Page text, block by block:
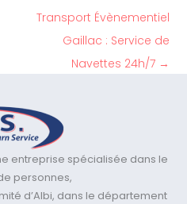
Transport Évènementiel
Gaillac : Service de
Navettes 24h/7 →
entreprise spécialisée dans le
personnes,
d’Albi, dans le département